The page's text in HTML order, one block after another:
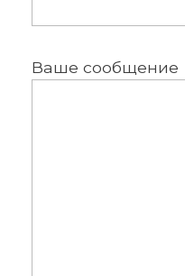
Ваше сообщение